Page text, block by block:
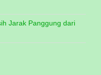
Jarak Panggung dari